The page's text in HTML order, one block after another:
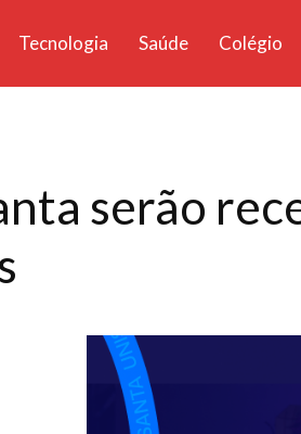
Tecnologia Saúde Colégio
serão